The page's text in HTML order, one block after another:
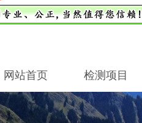
网站首页 检测项目